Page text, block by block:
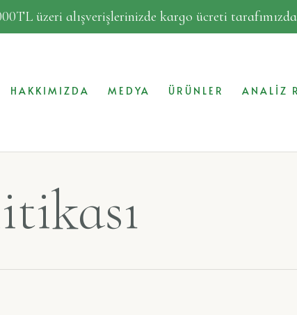
üzeri alışverişlerinizde kargo ücreti
HAKKIMIZDA MEDYA ÜRÜNLER ANALIZ